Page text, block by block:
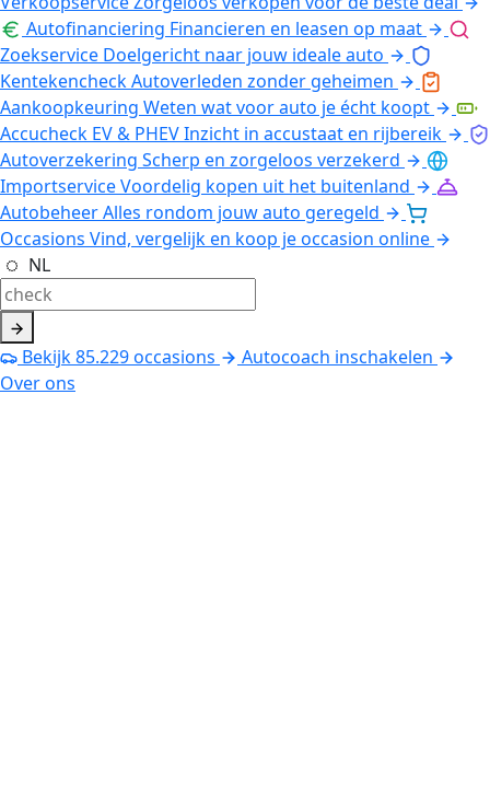
Autofinanciering Financieren en leasen op maat
Zoekservice Doelgericht naar jouw ideale auto
KentekencheckAutoverleden zonder geheimen
Aankoopkeuring Weten wat voor auto je écht koopt
Accucheck EV & PHEVInzicht in accustaat en rijbereik
Autoverzekering Scherp en zorgeloos verzekerd
ImportserviceVoordelig kopen uit het buitenland
AutobeheerAlles rondom jouw auto geregeld
Occasions Vind, vergelijk en koop je occasion online
NL
Bekijk85.229occasions
Autocoach inschakelen
Over ons